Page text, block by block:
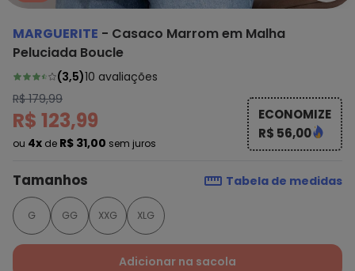
MARGUERITE - Casaco Marrom em Malha
Peluciada Boucle
(3,5)10 avaliações
R$ 179,99
R$ 123,99
ou 4x de R$ 31,00 sem juros
ECONOMIZE
R$ 56,00
Tamanhos Tabela de medidas
G GG XXG XLG
Adicionar na sacola